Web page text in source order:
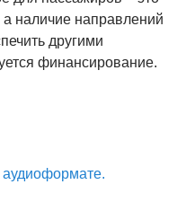
наличие направлений
другими
финансирование.